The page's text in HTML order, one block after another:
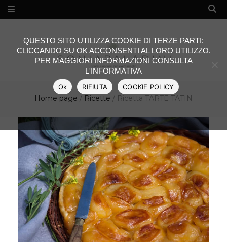
Home page / Ricette / Ricetta TARTE TATIN
QUESTO SITO UTILIZZA COOKIE DI TERZE PARTI:
CLICCANDO SU OK ACCONSENTI AL LORO UTILIZZO.
PER MAGGIORI INFORMAZIONI CONSULTA
L'INFORMATIVA
Ok RIFIUTA COOKIE POLICY